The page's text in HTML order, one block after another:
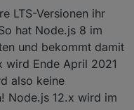
LTS-Versionen ihr
hat Node.js 8 im
und bekommt damit
wird Ende April 2021
also keine
Node.js 12.x wird im